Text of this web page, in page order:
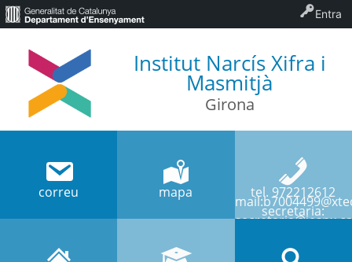
Institut Narcís Xifra i
Masmitjà
Girona
correu mapa tel. 972212612
secretaria:
Entra